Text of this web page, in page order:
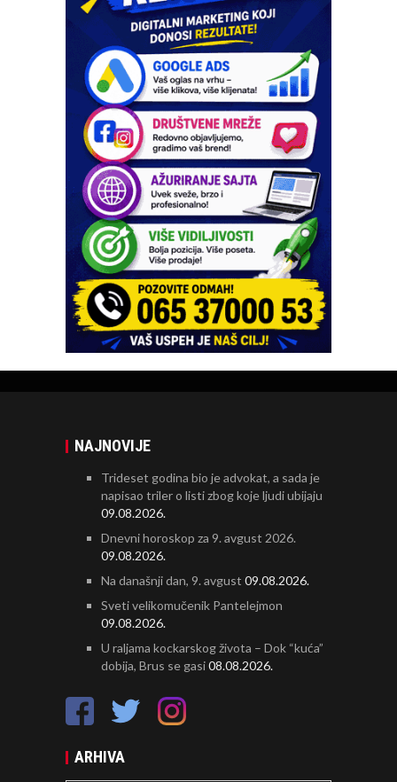
NAJNOVIJE
Trideset godina bio je advokat, a sada je
napisao triler o listi zbog koje ljudi ubijaju
09.08.2026.
Dnevni horoskop za 9. avgust 2026.
09.08.2026.
Na današnji dan, 9. avgust 09.08.2026.
Sveti velikomučenik Pantelejmon
09.08.2026.
U raljama kockarskog života – Dok “kuća”
dobija, Brus se gasi08.08.2026.
ARHIVA